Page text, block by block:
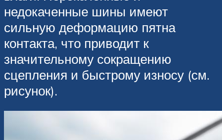
недокаченные шины имеют
сильную деформацию пятна
контакта, что приводит к
значительному сокращению
сцепления и быстрому износу (см.
рисунок).